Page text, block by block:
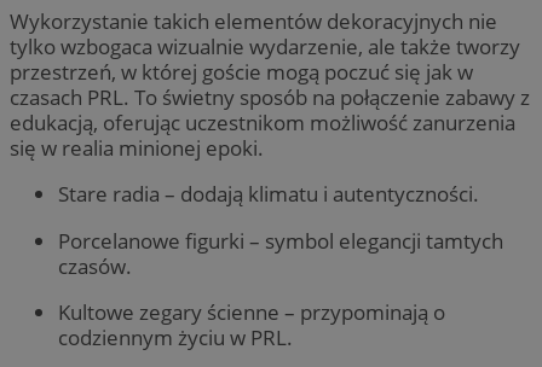
Wykorzystanie takich elementów dekoracyjnych nie
tylko wzbogaca wizualnie wydarzenie, ale także tworzy
przestrzeń, w której goście mogą poczuć się jak w
czasach PRL. To świetny sposób na połączenie zabawy z
edukacją, oferując uczestnikom możliwość zanurzenia
się w realia minionej epoki.
Stare radia – dodają klimatu i autentyczności.
Porcelanowe figurki – symbol elegancji tamtych
czasów.
Kultowe zegary ścienne – przypominają o
codziennym życiu w PRL.